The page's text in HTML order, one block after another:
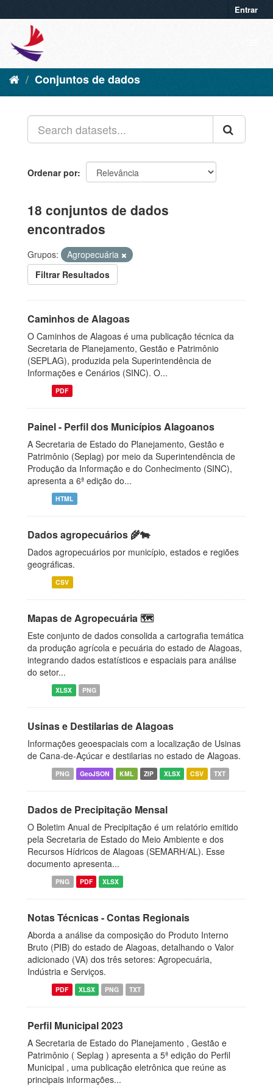
Entrar
Conjuntos de dados
Ordenar por
18 conjuntos de dados
encontrados
Grupos:
Agropecuária
Filtrar Resultados
Caminhos de Alagoas
O Caminhos de Alagoas é uma publicação técnica da
Secretaria de Planejamento, Gestão e Patrimônio
(SEPLAG), produzida pela Superintendência de
Informações e Cenários (SINC). O...
PDF
Painel - Perfil dos Municípios Alagoanos
A Secretaria de Estado do Planejamento, Gestão e
Patrimônio (Seplag) por meio da Superintendência de
Produção da Informação e do Conhecimento (SINC),
apresenta a 6ª edição do...
HTML
Dados agropecuários 🌾🐄
Dados agropecuários por município, estados e regiões
geográficas.
CSV
Mapas de Agropecuária 🗺️
Este conjunto de dados consolida a cartografia temática
da produção agrícola e pecuária do estado de Alagoas,
integrando dados estatísticos e espaciais para análise
do setor...
XLSX PNG
Usinas e Destilarias de Alagoas
Informações geoespaciais com a localização de Usinas
de Cana-de-Açúcar e destilarias no estado de Alagoas.
PNG GeoJSON KML ZIP XLSX CSV TXT
Dados de Precipitação Mensal
O Boletim Anual de Precipitação é um relatório emitido
pela Secretaria de Estado do Meio Ambiente e dos
Recursos Hídricos de Alagoas (SEMARH/AL). Esse
documento apresenta...
PNG PDF XLSX
Notas Técnicas - Contas Regionais
Aborda a análise da composição do Produto Interno
Bruto (PIB) do estado de Alagoas, detalhando o Valor
adicionado (VA) dos três setores: Agropecuária,
Indústria e Serviços.
PDF XLSX PNG TXT
Perfil Municipal 2023
A Secretaria de Estado do Planejamento , Gestão e
Patrimônio ( Seplag ) apresenta a 5ª edição do Perfil
Municipal , uma publicação eletrônica que reúne as
principais informações...